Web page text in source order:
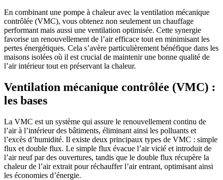
En combinant une pompe à chaleur avec la ventilation mécanique
contrôlée (VMC), vous obtenez non seulement un chauffage
performant mais aussi une ventilation optimisée. Cette synergie
favorise un renouvellement de l’air efficace tout en minimisant les
pertes énergétiques. Cela s’avère particulièrement bénéfique dans les
maisons isolées où il est crucial de maintenir une bonne qualité de
l’air intérieur tout en préservant la chaleur.
Ventilation mécanique contrôlée (VMC) :
les bases
La VMC est un système qui assure le renouvellement continu de
l’air à l’intérieur des bâtiments, éliminant ainsi les polluants et
l’excès d’humidité. Il existe deux principaux types de VMC : simple
flux et double flux. Le simple flux évacue l’air vicié et introduit de
l’air neuf par des ouvertures, tandis que le double flux récupère la
chaleur de l’air extrait pour réchauffer l’air entrant, optimisant ainsi
les économies d’énergie.